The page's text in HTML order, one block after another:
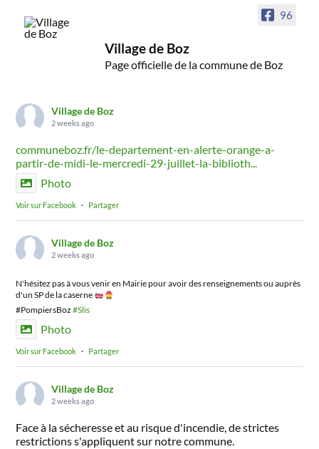
96
Village de Boz
Page officielle de la commune de Boz
Village de Boz
2 weeks ago
communeboz.fr/le-departement-en-alerte-orange-a-
partir-de-midi-le-mercredi-29-juillet-la-biblioth...
Photo
Voir sur Facebook · Partager
Village de Boz
2 weeks ago
N'hésitez pas à vous venir en Mairie pour avoir des renseignements ou auprès
d'un SP de la caserne
#PompiersBoz#Slis
Photo
Voir sur Facebook · Partager
Village de Boz
2 weeks ago
Face à la sécheresse et au risque d'incendie, de strictes
restrictions s'appliquent sur notre commune.